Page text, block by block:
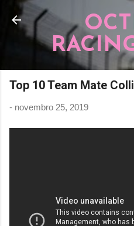
Pular para o
Top 10 Team Mate
- novembro 25, 2019